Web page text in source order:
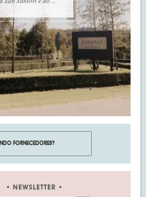
NEWSLETTER